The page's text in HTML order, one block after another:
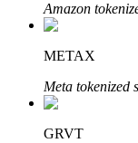
Amazon
METAX
Meta tokenized
GRVT